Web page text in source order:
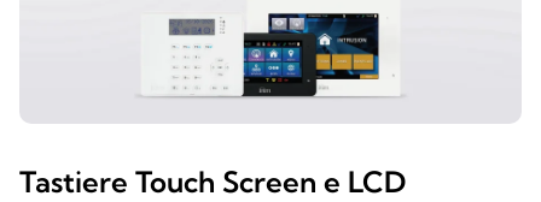
Tastiere Touch Screen e LCD